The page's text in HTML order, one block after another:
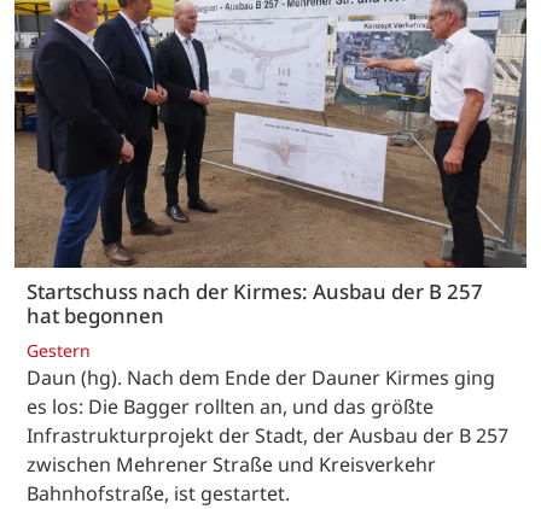
Startschuss nach der Kirmes: Ausbau der B 257
hat begonnen
Gestern
Daun (hg). Nach dem Ende der Dauner Kirmes ging
es los: Die Bagger rollten an, und das größte
Infrastrukturprojekt der Stadt, der Ausbau der B 257
zwischen Mehrener Straße und Kreisverkehr
Bahnhofstraße, ist gestartet.